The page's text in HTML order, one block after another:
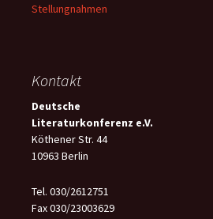
Stellungnahmen
Kontakt
Deutsche
Literaturkonferenz e.V.
Köthener Str. 44
10963 Berlin
Tel. 030/2612751
Fax 030/23003629